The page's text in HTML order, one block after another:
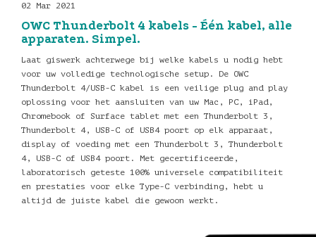
02 Mar 2021
OWC Thunderbolt 4 kabels - Één kabel, alle
apparaten. Simpel.
Laat giswerk achterwege bij welke kabels u nodig hebt
voor uw volledige technologische setup. De OWC
Thunderbolt 4/USB-C kabel is een veilige plug and play
oplossing voor het aansluiten van uw Mac, PC, iPad,
Chromebook of Surface tablet met een Thunderbolt 3,
Thunderbolt 4, USB-C of USB4 poort op elk apparaat,
display of voeding met een Thunderbolt 3, Thunderbolt
4, USB-C of USB4 poort. Met gecertificeerde,
laboratorisch geteste 100% universele compatibiliteit
en prestaties voor elke Type-C verbinding, hebt u
altijd de juiste kabel die gewoon werkt.